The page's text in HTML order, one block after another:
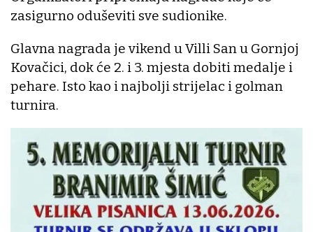
zasigurno oduševiti sve sudionike.
Glavna nagrada je vikend u Villi San u Gornjoj
Kovačici, dok će 2. i 3. mjesta dobiti medalje i
pehare. Isto kao i najbolji strijelac i golman
turnira.